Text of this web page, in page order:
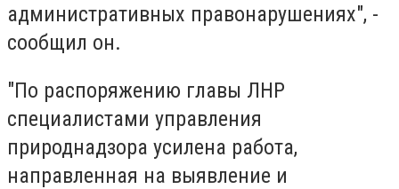
административных правонарушениях", -
сообщил он.
"По распоряжению главы ЛНР
специалистами управления
природнадзора усилена работа,
направленная на выявление и